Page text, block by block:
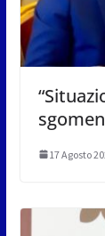
17 Agosto